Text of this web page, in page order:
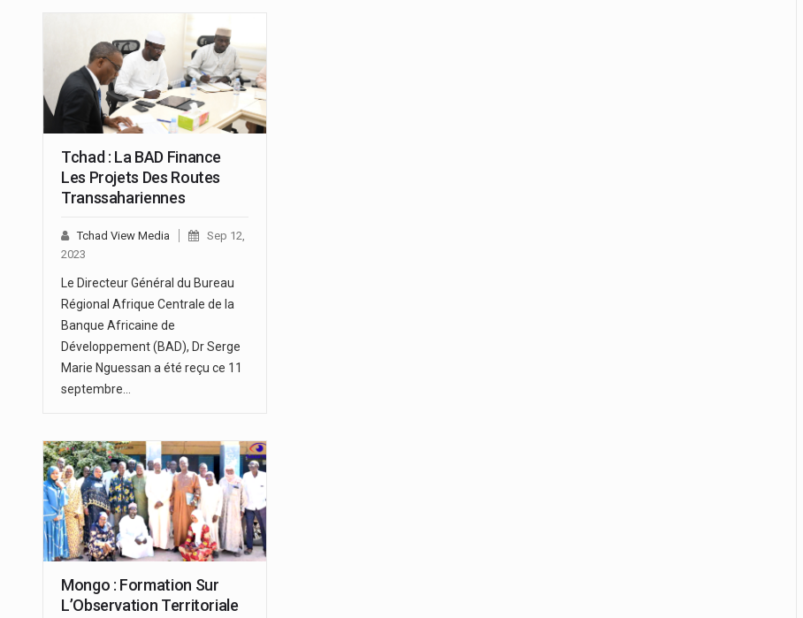
Tchad : La BAD Finance
Les Projets Des Routes
Transsahariennes
Tchad View Media
Sep 12,
2023
Le Directeur Général du Bureau
Régional Afrique Centrale de la
Banque Africaine de
Développement (BAD), Dr Serge
Marie Nguessan a été reçu ce 11
septembre…
Mongo : Formation Sur
L’Observation Territoriale